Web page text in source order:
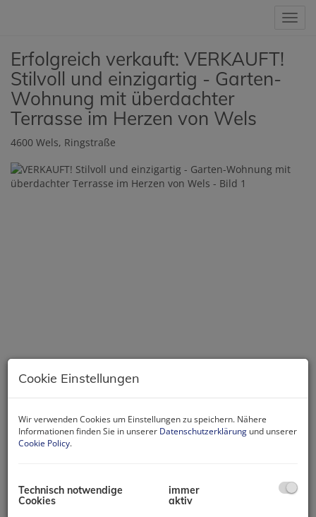
Erfolgreich verkauft: VERKAUFT!
Stilvoll und einzigartig - Garten-
Wohnung mit überdachter
Terrasse im Herzen von Wels
4600 Wels, Ringstraße
Beschreibung
Cookie Einstellungen
Wir verwenden Cookies um Einstellungen zu speichern. Nähere
Informationen finden Sie in unserer Datenschutzerklärung und unserer
Cookie Policy.
Technisch notwendige
Cookies
immer
aktiv